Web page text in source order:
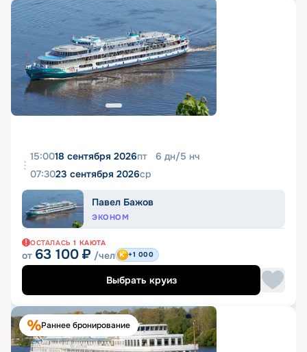
15:0018 сентября 2026пт 6 дн/5 нч
07:3023 сентября 2026ср
Павел Бажов
ЭКОНОМ
ОСТАЛАСЬ 1 КАЮТА
от 63 100 ₽ /чел +1 000
Выбрать круиз
Раннее бронирование